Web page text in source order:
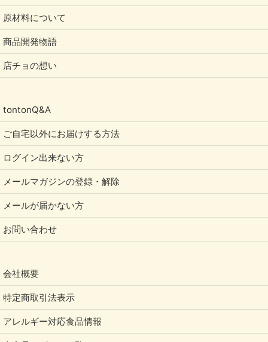
原材料について
商品開発物語
店チョの想い
tontonQ&A
ご自宅以外にお届けする方法
ログイン出来ない方
メールマガジンの登録・解除
メールが届かない方
お問い合わせ
会社概要
特定商取引法表示
アレルギー対応食品情報